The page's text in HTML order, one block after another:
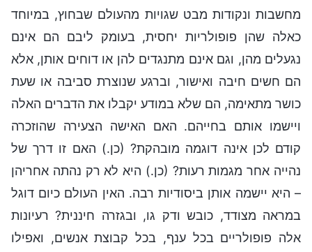
מחשבות ונקודות מבט שגויות מהעולם שבחוץ, במיוחד
כאלה שהן פופולריות יחסית, בעומק ליבם הם אינם
נגעלים מהן, וגם אינם מתנגדים להן או דוחים אותן, אלא
הם חשים חיבה ואישור, וברגע שנוצרת סביבה או שעת
כושר מתאימה, הם שלא במודע יקבלו את הדברים האלה
ויישמו אותם בחייהם. האם האישה הצעירה שהוזכרה
קודם לכן אינה דוגמה מובהקת? (כן.) האם זו דרך של
נהייה אחר מגמות רעות? (כן.) היא לא רק נהתה אחריהן
– היא יישמה אותן ביסודיות רבה. האין העולם כיום דוגל
במראה מצודד, כובש ודק גו, ובגזרה חיננית? רעיונות
אלה פופולריים בכל ענף, בכל קבוצת אנשים, ואפילו